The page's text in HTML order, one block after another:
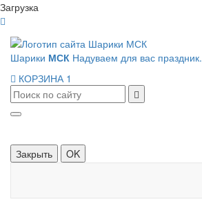
Загрузка
Шарики МСК Надуваем для вас праздник.
КОРЗИНА 1
Закрыть OK